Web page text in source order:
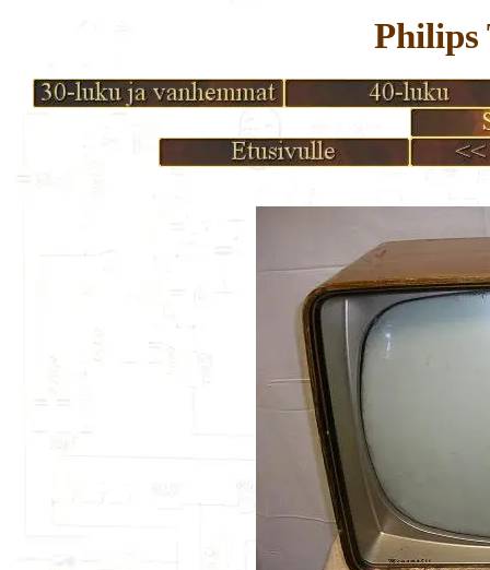
Philips